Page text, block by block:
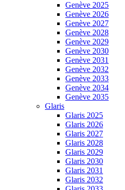
Genève 2025
Genève 2026
Genève 2027
Genève 2028
Genève 2029
Genève 2030
Genève 2031
Genève 2032
Genève 2033
Genève 2034
Genève 2035
Glaris
Glaris 2025
Glaris 2026
Glaris 2027
Glaris 2028
Glaris 2029
Glaris 2030
Glaris 2031
Glaris 2032